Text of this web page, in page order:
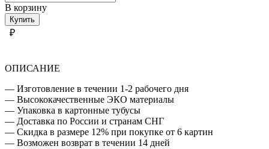
В корзину
Купить
₽
ОПИСАНИЕ
— Изготовление в течении 1-2 рабочего дня
— Высококачественные ЭКО материалы
— Упаковка в картонные тубусы
— Доставка по России и странам СНГ
— Скидка в размере 12% при покупке от 6 картин
— Возможен возврат в течении 14 дней